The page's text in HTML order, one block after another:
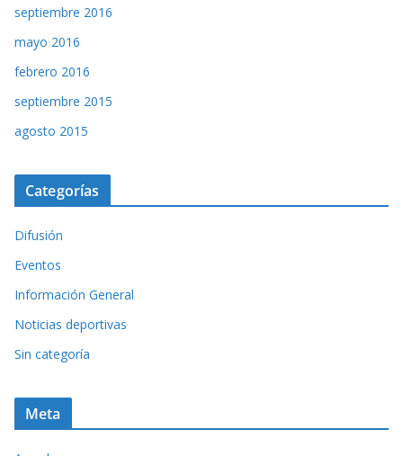
septiembre 2016
mayo 2016
febrero 2016
septiembre 2015
agosto 2015
Categorías
Difusión
Eventos
Información General
Noticias deportivas
Sin categoría
Meta